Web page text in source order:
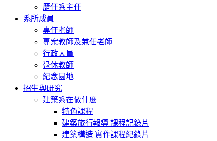
歷任系主任
系所成員
專任老師
專案教師及兼任老師
行政人員
退休教師
紀念園地
招生與研究
建築系在做什麼
特色課程
建築旅行報導 課程記錄片
建築構造 實作課程紀錄片